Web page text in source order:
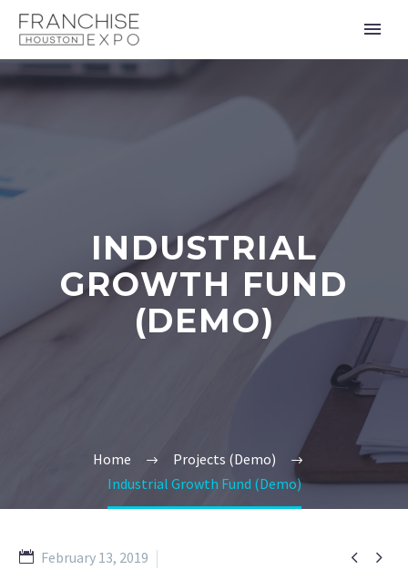
INDUSTRIAL
GROWTH FUND
(DEMO)
Home
Projects (Demo)
Industrial Growth Fund (Demo)
 
February 13, 2019